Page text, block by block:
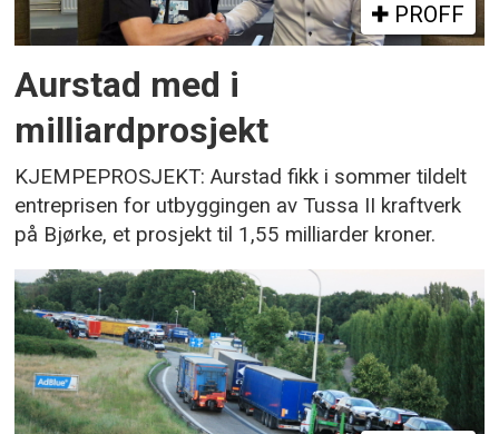
PROFF
Aurstad med i
milliardprosjekt
KJEMPEPROSJEKT: Aurstad fikk i sommer tildelt
entreprisen for utbyggingen av Tussa II kraftverk
på Bjørke, et prosjekt til 1,55 milliarder kroner.